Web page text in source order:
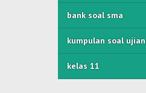
bank soal sma
kumpulan soal ujian
kelas 11